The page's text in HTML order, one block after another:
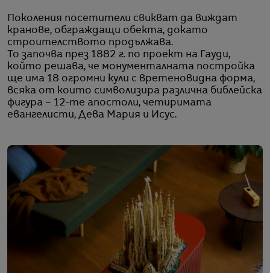
Поколения посетители свикват да виждат
кранове, обграждащи обекта, докато
строителството продължава.
То започва през 1882 г. по проект на Гауди,
който решава, че монументалната постройка
ще има 18 огромни кули с вретеновидна форма,
всяка от които символизира различна библейска
фигура – 12-те апостоли, четиримата
евангелисти, Дева Мария и Исус.